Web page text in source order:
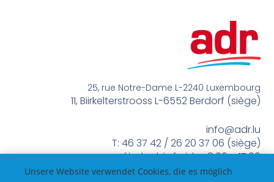
25, rue Notre-Dame L-2240 Luxembourg
11, Biirkelterstrooss L-6552 Berdorf (siège)
info@adr.lu
T: 46 37 42 / 26 20 37 06 (siège)
méindes bis freides 8:00 – 17:00
Unsere Website verwendet Cookies, die es möglich